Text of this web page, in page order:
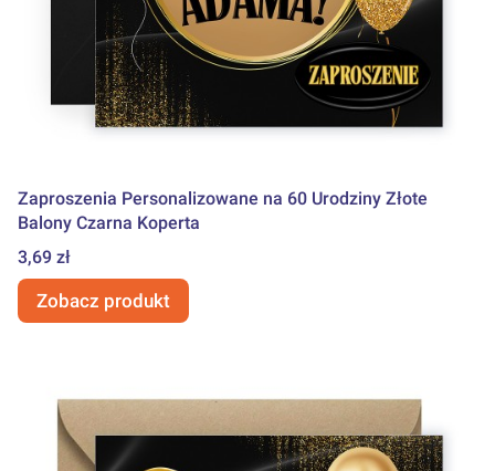
Zaproszenia Personalizowane na 60 Urodziny Złote
Balony Czarna Koperta
Cena
3,69 zł
Zobacz produkt